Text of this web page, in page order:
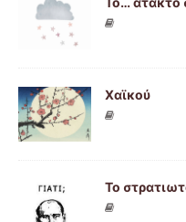
Χαϊκού
Το